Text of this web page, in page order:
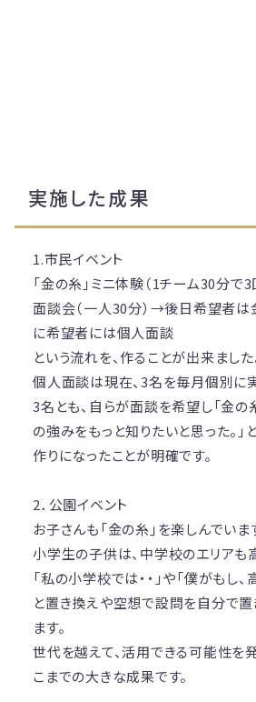
実施した成果
1.市民イベント
「金の糸」ミニ体験（1チーム30分
面談会（一人30分）→後日希望者
に希望者には個人面談
という流れを、作ることが出来ました
個人面談は現在、3名を毎月個別に
3名とも、自らが面談を希望し「金の
の強みをもっと知りたいと思った。
作りになったことが明確です。
2．公園イベント
お子さんも「金の糸」を楽しんでいま
小学生の子供は、中学校のエリアも
「私の小学校では・・」や「僕がもし
と置き換えや空想で設問を自分で
ます。
世代を越えて、活用できる可能性を
こまでの大きな成果です。